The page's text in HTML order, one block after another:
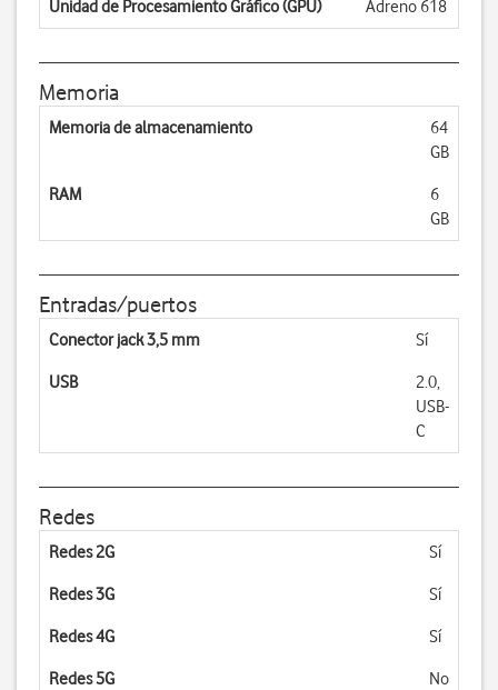
Unidad de Procesamiento Gráfico (GPU) Adreno 618
Memoria
Memoria de almacenamiento
64
GB
RAM
6
GB
Entradas/puertos
Conector jack 3,5 mm Sí
USB
2.0,
USB-
C
Redes
Redes 2G Sí
Redes 3G Sí
Redes 4G Sí
Redes 5G No